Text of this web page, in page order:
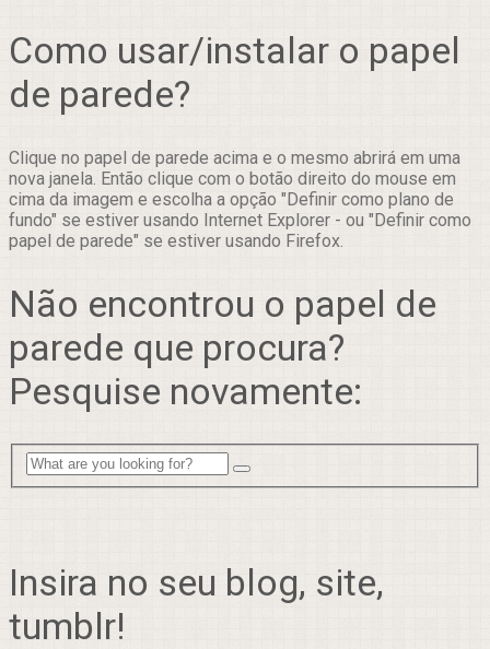
Como usar/instalar o papel
de parede?
Clique no papel de parede acima e o mesmo abrirá em uma
nova janela. Então clique com o botão direito do mouse em
cima da imagem e escolha a opção "Definir como plano de
fundo" se estiver usando Internet Explorer - ou "Definir como
papel de parede" se estiver usando Firefox.
Não encontrou o papel de
parede que procura?
Pesquise novamente:
Insira no seu blog, site,
tumblr!